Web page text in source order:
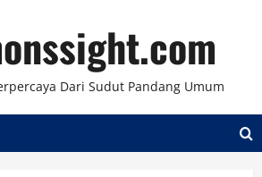
Dari Sudut Pandang Umum